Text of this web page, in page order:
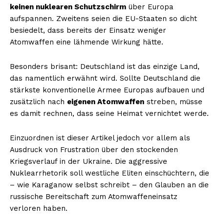
keinen nuklearen Schutzschirm über Europa
aufspannen. Zweitens seien die EU-Staaten so dicht
besiedelt, dass bereits der Einsatz weniger
Atomwaffen eine lähmende Wirkung hätte.
Besonders brisant: Deutschland ist das einzige Land,
das namentlich erwähnt wird. Sollte Deutschland die
stärkste konventionelle Armee Europas aufbauen und
zusätzlich nach eigenen Atomwaffen streben, müsse
es damit rechnen, dass seine Heimat vernichtet werde.
Einzuordnen ist dieser Artikel jedoch vor allem als
Ausdruck von Frustration über den stockenden
Kriegsverlauf in der Ukraine. Die aggressive
Nuklearrhetorik soll westliche Eliten einschüchtern, die
– wie Karaganow selbst schreibt – den Glauben an die
russische Bereitschaft zum Atomwaffeneinsatz
verloren haben.